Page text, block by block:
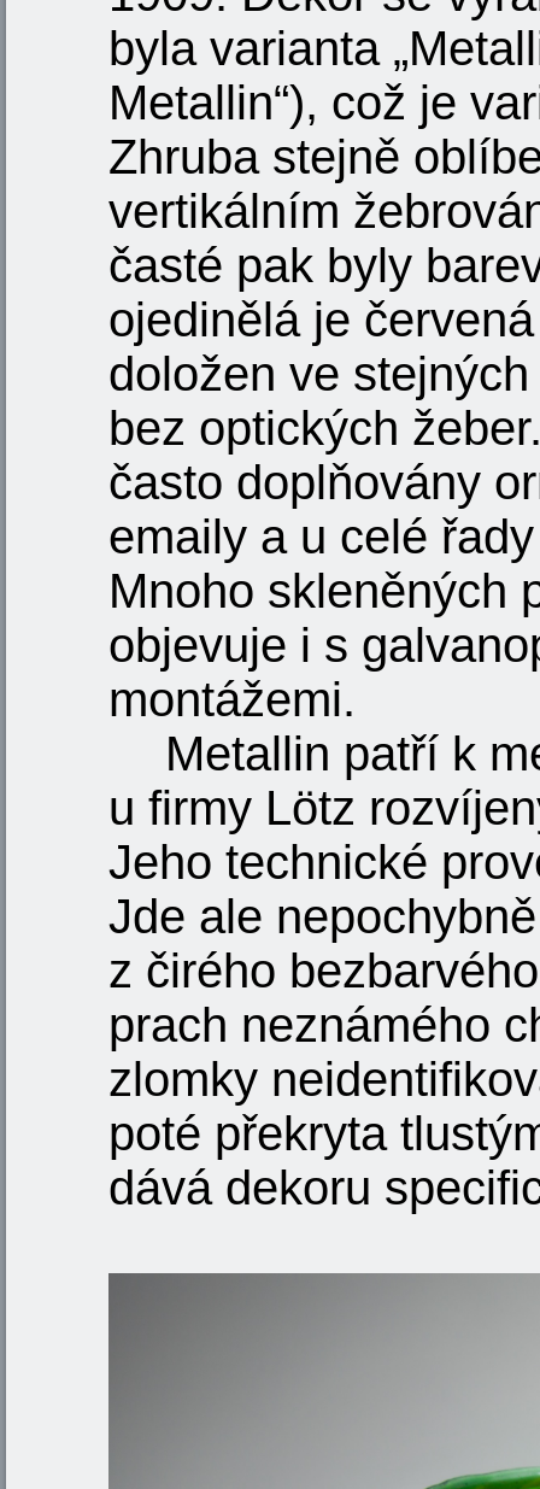
byla varianta
Metallin“), což je
Zhruba stejně
vertikálním
časté pak byly
ojedinělá je
doložen ve
bez optických
často doplňovány
emaily a u celé
Mnoho skleněných
objevuje i s
montážemi.
Metallin patří k
u firmy Lötz
Jeho technické
Jde ale
z čirého
prach neznámého
zlomky
poté překryta
dává dekoru